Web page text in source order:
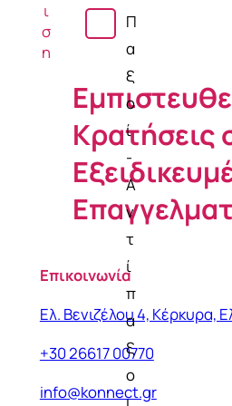
Π
α
ξ
ο
ί
-
Α
ν
τ
ί
π
α
ξ
ο
ι
ι
σ
η
Κρατήσεις
Επικοινωνία
Ελ. Βενιζέλου 4, Κέρκυρα,
+30 26617 00770
info@konnect.gr